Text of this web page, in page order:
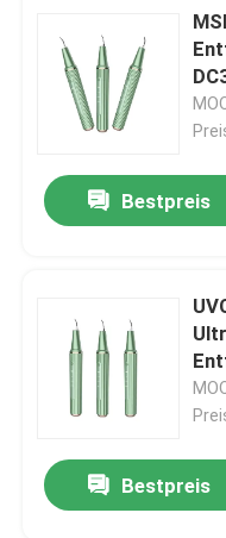
Bestpreis
Bestpreis